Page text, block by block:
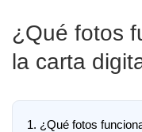
¿Qué fotos
la carta
1. ¿Qué fotos